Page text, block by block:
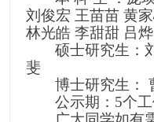
刘俊宏 王苗苗 黄
林光皓 李甜甜 吕烨
硕士研究生：
斐
博士研究生：
公示期： 5个